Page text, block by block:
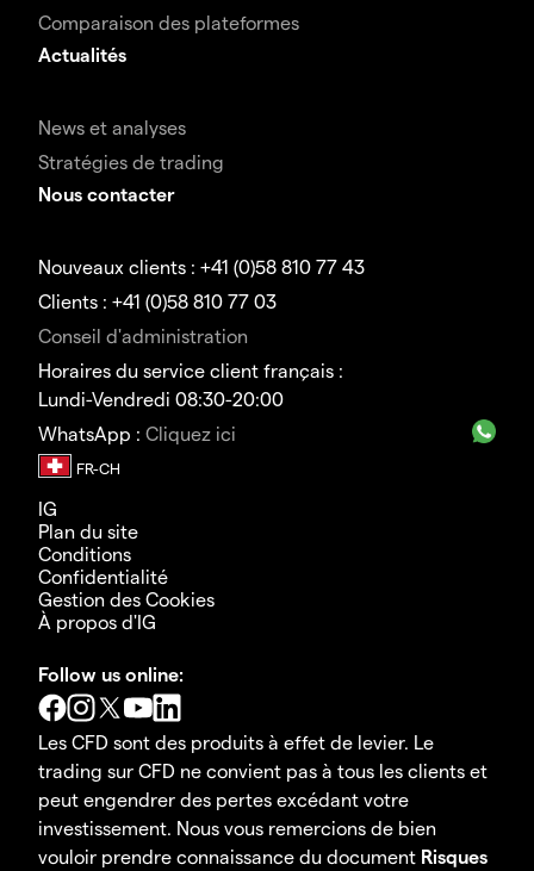
Comparaison des plateformes
Actualités
News et analyses
Stratégies de trading
Nous contacter
Nouveaux clients : +41 (0)58 810 77 43
Clients : +41 (0)58 810 77 03
Conseil d'administration
Horaires du service client français :
Lundi-Vendredi 08:30-20:00
WhatsApp : Cliquez ici
IG
Plan du site
Conditions
Confidentialité
Gestion des Cookies
À propos d'IG
Follow us online:
Les CFD sont des produits à effet de levier. Le
trading sur CFD ne convient pas à tous les clients et
peut engendrer des pertes excédant votre
investissement. Nous vous remercions de bien
vouloir prendre connaissance du document Risques